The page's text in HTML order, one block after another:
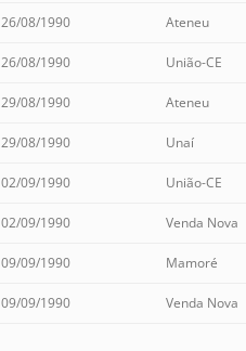
26/08/1990 Ateneu
26/08/1990 União-CE
29/08/1990 Ateneu
29/08/1990 Unaí
02/09/1990 União-CE
02/09/1990 Venda Nova
09/09/1990 Mamoré
09/09/1990 Venda Nova